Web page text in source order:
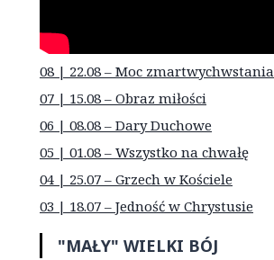
08 | 22.08 – Moc zmartwychwstania
07 | 15.08 – Obraz miłości
06 | 08.08 – Dary Duchowe
05 | 01.08 – Wszystko na chwałę
04 | 25.07 – Grzech w Kościele
03 | 18.07 – Jedność w Chrystusie
"MAŁY" WIELKI BÓJ